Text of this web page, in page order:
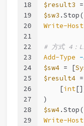
18
19
20
21
22
23
24
25
26
27
28
29
$result3 =
$sw3
Write-Host
# 方式 4：
Add-Type -
$sw4 = [
$result4
    [
int
)
$sw4
Write-Host